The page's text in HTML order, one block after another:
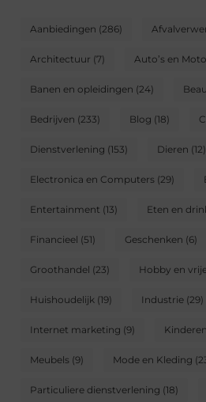
Aanbiedingen (286)
Architectuur (7) Auto’s en
Banen en opleidingen (24)
Bedrijven (233) Blog (18)
Dienstverlening (153) Dieren (12)
Electronica en Computers (29)
Entertainment (13) Eten en
Financieel (51) Geschenken (6)
Groothandel (23) Hobby en
Huishoudelijk (19) Industrie (29)
Internet marketing (9) Kinderen
Meubels (9) Mode en Kleding
Particuliere dienstverlening (18)